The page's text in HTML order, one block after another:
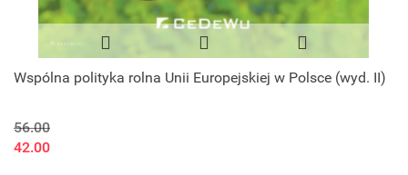
Wspólna polityka rolna Unii Europejskiej w Polsce (wyd. II)
56.00
42.00